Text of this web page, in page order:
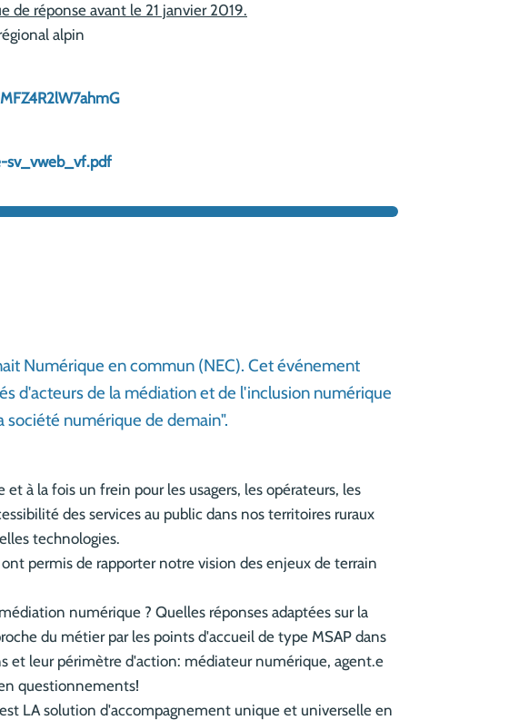
réponse avant le 21 janvier 2019.
alpin
sv_vweb_vf.pdf
Numérique en commun (NEC). Cet événement
d'acteurs de la médiation et de l'inclusion numérique
numérique de demain".
à la fois un frein pour les usagers, les opérateurs, les
des services au public dans nos territoires ruraux
technologies.
permis de rapporter notre vision des enjeux de terrain
numérique ? Quelles réponses adaptées sur la
du métier par les points d'accueil de type MSAP dans
et leur périmètre d'action: médiateur numérique, agent.e
questionnements!
LA solution d'accompagnement unique et universelle en